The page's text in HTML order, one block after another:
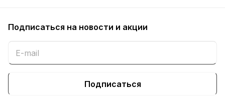
Подписаться на новости и акции
Подписаться